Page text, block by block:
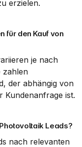
erzielen.
für den Kauf von
je nach
zahlen
der abhängig von
Kundenanfrage ist.
Leads?
nach relevanten